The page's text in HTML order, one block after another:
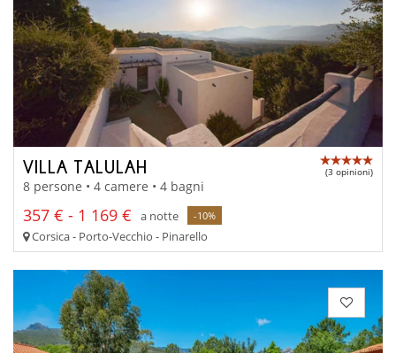
VILLA TALULAH (3 opinioni)
8 persone • 4 camere • 4 bagni
357 € - 1 169 € a notte -10%
Corsica - Porto-Vecchio - Pinarello